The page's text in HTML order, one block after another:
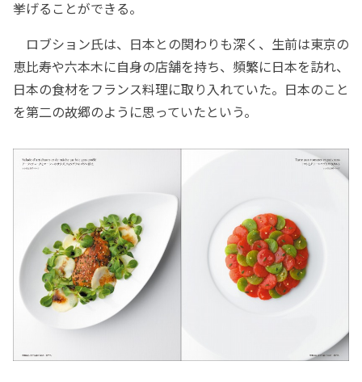
挙げることができる。
ロブション氏は、日本との関わりも深く、生前は東京の
恵比寿や六本木に自身の店舗を持ち、頻繁に日本を訪れ、
日本の食材をフランス料理に取り入れていた。日本のこと
を第二の故郷のように思っていたという。